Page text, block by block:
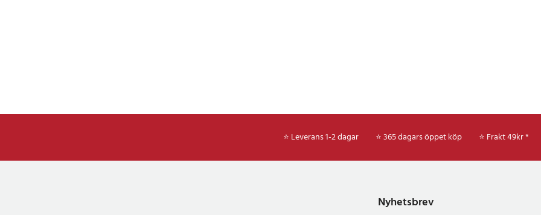
⭐ Leverans 1-2 dagar ⭐ 365 dagars öppet köp ⭐ Frakt 49kr *
Nyhetsbrev